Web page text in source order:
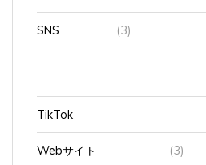
SNS (3)
TikTok
Webサイト (3)